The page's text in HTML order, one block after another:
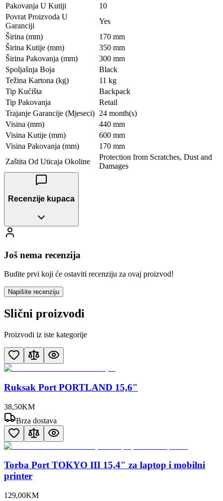
Pakovanja U Kutiji
10
Povrat Proizvoda U
Garanciji
Yes
Širina (mm)
170 mm
Širina Kutije (mm)
350 mm
Širina Pakovanja (mm)
300 mm
Spoljašnja Boja
Black
Težina Kartona (kg)
11 kg
Tip Kućišta
Backpack
Tip Pakovanja
Retail
Trajanje Garancije (Mjeseci) 24 month(s)
Visina (mm)
440 mm
Visina Kutije (mm)
600 mm
Visina Pakovanja (mm)
170 mm
Zaštita Od Uticaja Okoline
Protection from Scratches, Dust and
Damages
Recenzije kupaca
Još nema recenzija
Budite prvi koji će ostaviti recenziju za ovaj proizvod!
Napišite recenziju
Slični proizvodi
Proizvodi iz iste kategorije
Ruksak Port PORTLAND 15,6"
38,50KM
Brza dostava
Torba Port TOKYO III 15,4" za laptop i mobilni
printer
129,00KM